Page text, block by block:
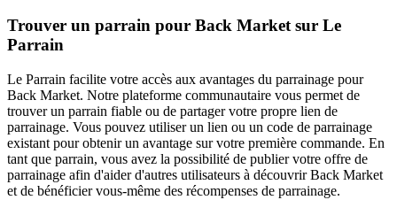
Trouver un parrain pour Back Market sur Le
Parrain
Le Parrain facilite votre accès aux avantages du parrainage pour
Back Market. Notre plateforme communautaire vous permet de
trouver un parrain fiable ou de partager votre propre lien de
parrainage. Vous pouvez utiliser un lien ou un code de parrainage
existant pour obtenir un avantage sur votre première commande. En
tant que parrain, vous avez la possibilité de publier votre offre de
parrainage afin d'aider d'autres utilisateurs à découvrir Back Market
et de bénéficier vous-même des récompenses de parrainage.